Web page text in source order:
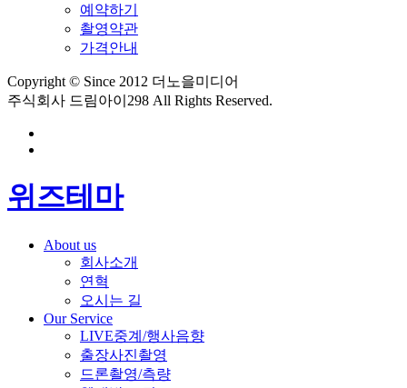
예약하기
촬영약관
가격안내
Copyright © Since 2012 더노을미디어
주식회사 드림아이298 All Rights Reserved.
위즈테마
About us
회사소개
연혁
오시는 길
Our Service
LIVE중계/행사음향
출장사진촬영
드론촬영/측량